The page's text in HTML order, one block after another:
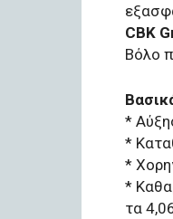
CBK
Βόλο
*
*
*
*
τα